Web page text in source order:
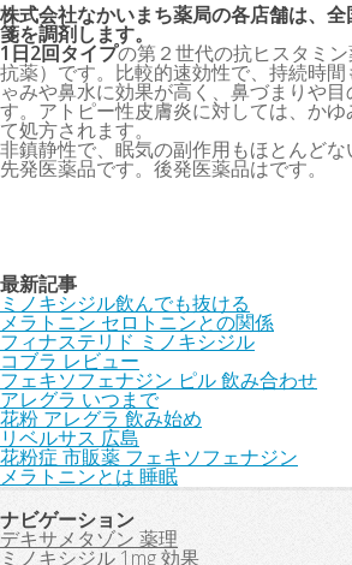
株式会社なかいまち薬局の各店舗は、
箋を調剤します。
1日2回タイプの第２世代の抗ヒスタミ
抗薬）です。比較的速効性で、持続時
ゃみや鼻水に効果が高く、鼻づまりや目
す。アトピー性皮膚炎に対しては、か
て処方されます。
非鎮静性で、眠気の副作用もほとんどな
先発医薬品です。後発医薬品はです。
最新記事
ミノキシジル飲んでも抜ける
メラトニン セロトニンとの関係
フィナステリド ミノキシジル
コブラ レビュー
フェキソフェナジン ピル 飲み合わせ
アレグラ いつまで
花粉 アレグラ 飲み始め
リベルサス 広島
花粉症 市販薬 フェキソフェナジン
メラトニンとは 睡眠
ナビゲーション
デキサメタゾン 薬理
ミノキシジル 1mg 効果